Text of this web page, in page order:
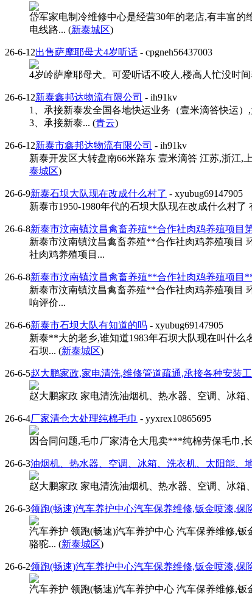
岱军家电制冷维修中心是经营30年的老店,有丰富
电线路... (新泰城区)
26-6-12出售萨摩耶母犬4岁听话 - cpgneh56437003
4岁岭萨摩耶母犬。可爱听话不咬人,楼高人忙没时
26-6-12新泰鑫邦达物流有限公司 - ih91kv
1、承接新泰发全国各地快运业务（壹米滴答快运
3、承接新泰... (青云)
26-6-12新泰市鑫邦达物流有限公司 - ih91kv
新泰开发区大转盘南66米路东 壹米滴答 江苏,浙江,
泰城区)
26-6-9新泰石坝大队现在改成什么村了 - xyubug69147905
新泰市1950-1980年代的石坝大队现在改成什么村了
26-6-8新泰市汶南镇汶昌禽畜养殖**合作社肉鸡养殖项目
新泰市汶南镇汶昌禽畜养殖**合作社肉鸡养殖项目
社肉鸡养殖项目...
26-6-8新泰市汶南镇汶昌禽畜养殖**合作社肉鸡养殖项目
新泰市汶南镇汶昌禽畜养殖**合作社肉鸡养殖项目
响评价...
26-6-6新泰市石坝大队有知道的吗 - xyubug69147905
新泰**大的老乡,谁知道1983年石坝大队现在叫什么
石坝... (新泰城区)
26-6-5赵大鹏家政,家电清洗,维修管道疏通,承接各种安装
赵大鹏家政 家电清洗油烟机、热水器、空调、冰
26-6-4厂家清仓大处理纯棉毛巾 - yyxrex10865695
因合同问题,毛巾厂家清仓大甩卖***纯棉劳保毛巾,
26-6-3油烟机、热水器、空调、冰箱、洗衣机、太阳能、
赵大鹏家政 家电清洗油烟机、热水器、空调、冰箱
26-6-3领跑(畅速)汽车养护中心汽车保养维修,钣金喷漆,保
汽车养护 领跑(畅速)汽车养护中心 汽车保养维修,
骆驼... (新泰城区)
26-6-2领跑(畅速)汽车养护中心汽车保养维修,钣金喷漆,保
汽车养护 领跑(畅速)汽车养护中心 汽车保养维修,